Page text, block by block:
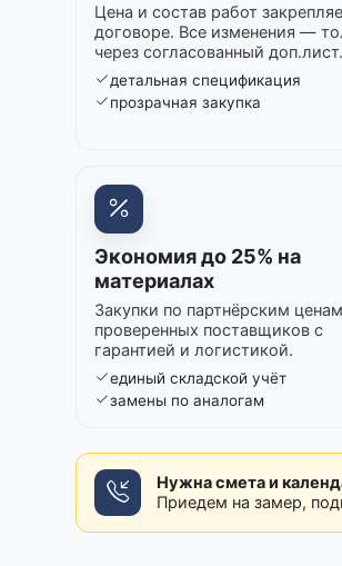
Цена и состав работ
договоре. Все изменения —
через согласованный доп.лист.
детальная спецификация
прозрачная закупка
Экономия до 25% на
материалах
Закупки по партнёрским
проверенных поставщиков с
гарантией и логистикой.
единый складской учёт
замены по аналогам
Нужна смета и
Приедем на замер,